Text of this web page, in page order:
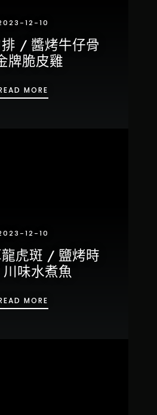
12-10
/ 醬烤牛仔骨
牌脆皮雞
MORE
12-10
虎斑 / 鹽烤時
味水煮魚
MORE